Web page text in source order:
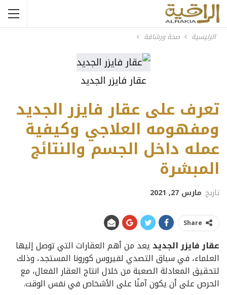
الرئيسية صحة ورشاقة
عقار فايزر الجديد
تعرف على عقار فايزر الجديد
ومفهومه العلاجي وكيفية
عمله داخل الجسم والنتائج
المبشرة
تاريخ مارس 27, 2021
Share
عقار فايزر الجديد يعد من أهم العقارات التي توصل إليها
العلماء، في سباق التصدي لفيروس كورونا المستجد، وذلك
لتحقيق المعادلة الصعبة من خلال انتاج العقار الفعال، مع
الحرص على أن يكون آمنًا على الأشخاص في نفس الوقت.